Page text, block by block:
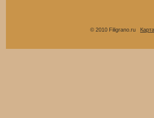
© 2010 Filigrano.ru